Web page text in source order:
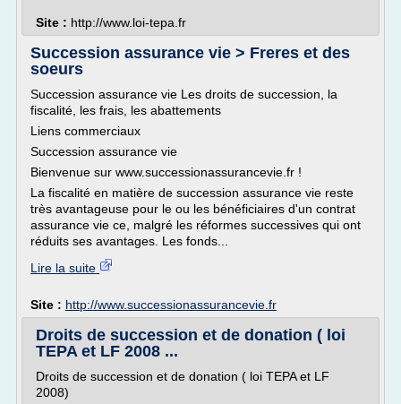
Site : http://www.loi-tepa.fr
Succession assurance vie > Freres et des
soeurs
Succession assurance vie Les droits de succession, la
fiscalité, les frais, les abattements
Liens commerciaux
Succession assurance vie
Bienvenue sur www.successionassurancevie.fr !
La fiscalité en matière de succession assurance vie reste
très avantageuse pour le ou les bénéficiaires d'un contrat
assurance vie ce, malgré les réformes successives qui ont
réduits ses avantages. Les fonds...
Lire la suite
Site : http://www.successionassurancevie.fr
Droits de succession et de donation ( loi
TEPA et LF 2008 ...
Droits de succession et de donation ( loi TEPA et LF
2008)